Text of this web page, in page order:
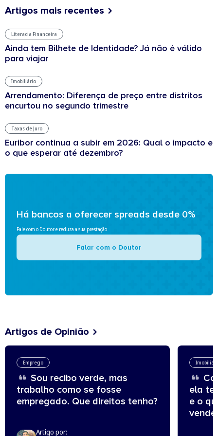
Artigos mais recentes
Literacia Financeira
Ainda tem Bilhete de Identidade? Já não é válido
para viajar
Imobiliário
Arrendamento: Diferença de preço entre distritos
encurtou no segundo trimestre
Taxas de Juro
Euribor continua a subir em 2026: Qual o impacto e
o que esperar até dezembro?
Há bancos a oferecer spreads desde 0%
Fale com o Doutor e reduza a sua prestação
Falar com o Doutor
Artigos de Opinião
Emprego
Sou recibo verde, mas
trabalho como se fosse
empregado. Que direitos tenho?
Artigo por:
ela
e o